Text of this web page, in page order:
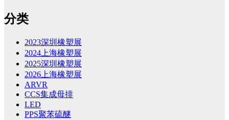
分类
2023深圳橡塑展
2024上海橡塑展
2025深圳橡塑展
2026上海橡塑展
ARVR
CCS集成母排
LED
PPS聚苯硫醚